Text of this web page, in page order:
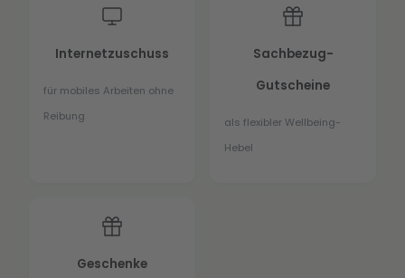
Internetzuschuss
für mobiles Arbeiten ohne
Reibung
Sachbezug-
Gutscheine
als flexibler Wellbeing-
Hebel
Geschenke